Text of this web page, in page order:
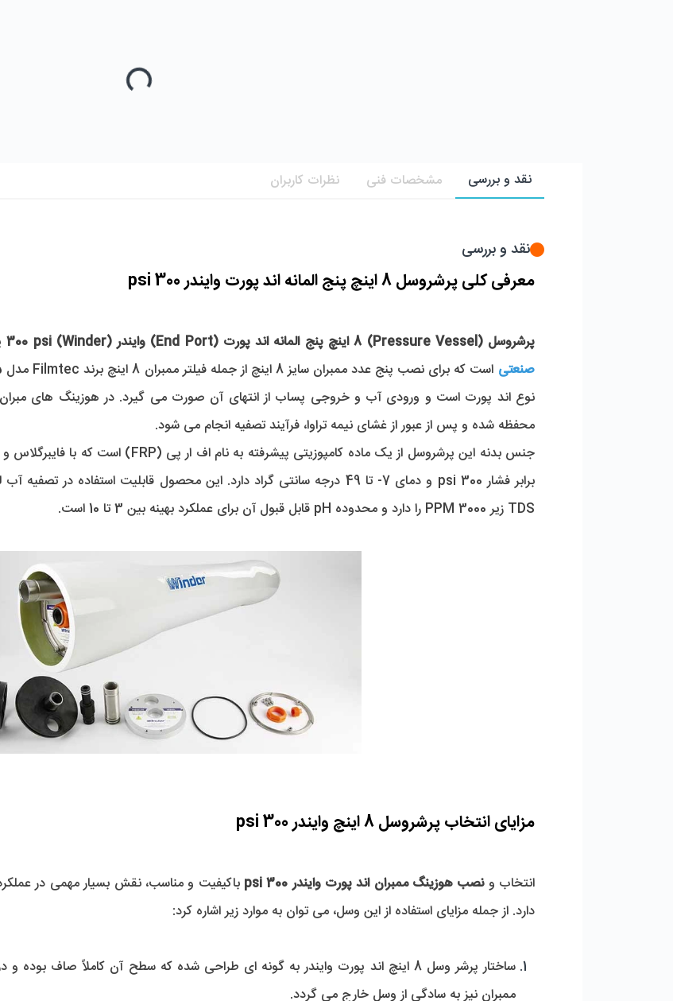
نقد و بررسی مشخصات فنی نظرات کاربران
نقد و بررسی
معرفی کلی پرشروسل 8 اینچ پنج المانه اند پورت وایندر 300 psi
پرشروسل (Pressure Vessel) 8 اینچ پنج المانه اند پورت (End Port) وایندر (Winder) 300 psi
صنعتی
محفظه شده و پس از عبور از غشای نیمه ‌تراوا، فرآیند تصفیه انجام می ‌شود.
TDS زیر 3000 PPM را دارد و محدوده pH قابل قبول آن برای عملکرد بهینه بین 3 تا 10 است.
مزایای انتخاب پرشروسل 8 اینچ وایندر 300 psi
انتخاب و نصب هوزینگ ممبران اند پورت وایندر 300 psi
دارد. از جمله مزایای استفاده از این وسل، می توان به موارد زیر اشاره کرد:
ممبران نیز به‌ سادگی از وسل خارج می‌ گردد.